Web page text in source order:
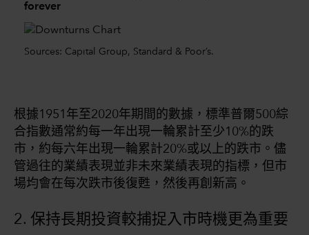
forever
Sources: Capital Group, Standard & Poor’s.
根據1951年至2020年期間的數據，標準普爾500綜
合指數通常約每一年出現一輪累計至少10%的跌
市，約每六年出現一輪累計20%或以上的跌市。儘
管過往的業績表現並非未來業績表現的指標，但市
場均會在每次跌市後復甦，然後再創新高。
2. 保持長期投資較捕捉入市時機更為重要